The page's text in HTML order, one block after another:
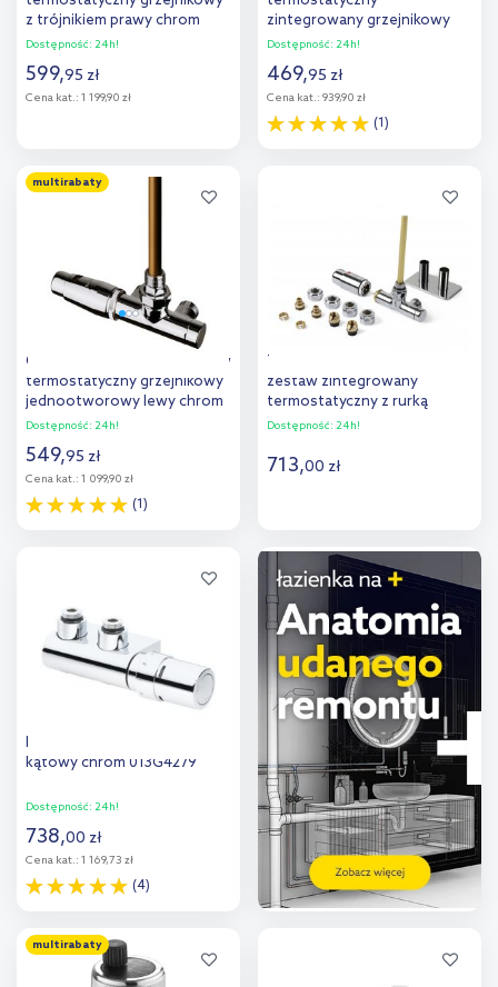
z trójnikiem prawy chrom
55914100
Dostępność: 24h!
599,95 zł
Cena kat.: 1 199,90 zł
Dodaj do
zintegrowany grzejnikowy
prawy chrom 55902100
Dostępność: 24h!
469,95 zł
Cena kat.: 939,90 zł
(1)
porównania
multirabaty
Oltens Varmare Ventil zestaw
termostatyczny grzejnikowy
jednootworowy lewy chrom
55905100
Dostępność: 24h!
549,95 zł
Cena kat.: 1 099,90 zł
(1)
porównania
Terma Unico All in One
zestaw zintegrowany
termostatyczny z rurką
zanurzeniową lewy chrom
Dostępność: 24h!
713,00 zł
Dodaj do
porównania
Danfoss VHX-D/RAX zawór
kątowy chrom 013G4279
Dostępność: 24h!
738,00 zł
Cena kat.: 1 169,73 zł
(4)
Dodaj do
multirabaty